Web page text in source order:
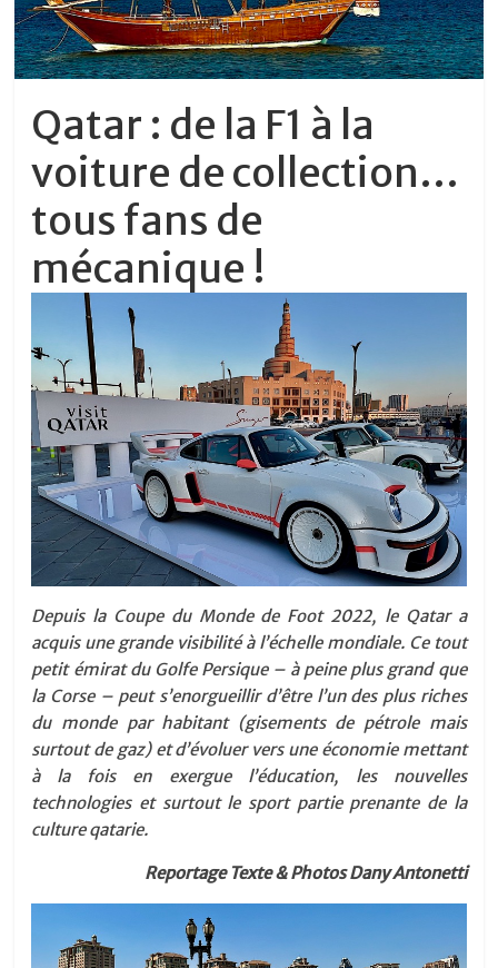
Qatar : de la F1 à la
voiture de collection…
tous fans de
mécanique !
Depuis la Coupe du Monde de Foot 2022, le Qatar a
acquis une grande visibilité à l’échelle mondiale. Ce tout
petit émirat du Golfe Persique – à peine plus grand que
la Corse – peut s’enorgueillir d’être l’un des plus riches
du monde par habitant (gisements de pétrole mais
surtout de gaz) et d’évoluer vers une économie mettant
à la fois en exergue l’éducation, les nouvelles
technologies et surtout le sport partie prenante de la
culture qatarie.
Reportage Texte & Photos Dany Antonetti